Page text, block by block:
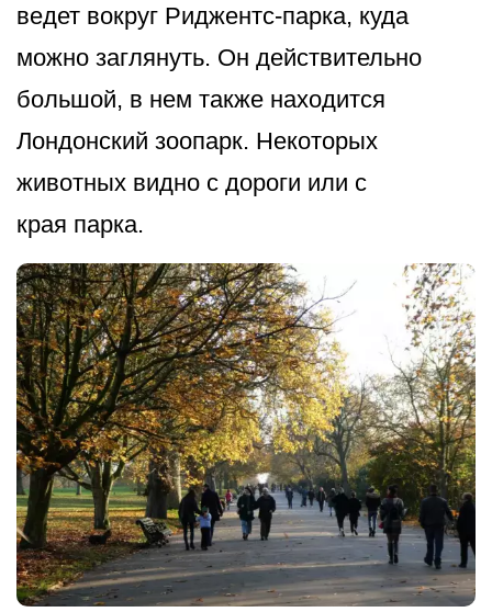
ведет вокруг Риджентс-парка, куда
можно заглянуть. Он действительно
большой, в нем также находится
Лондонский зоопарк. Некоторых
животных видно с дороги или с
края парка.